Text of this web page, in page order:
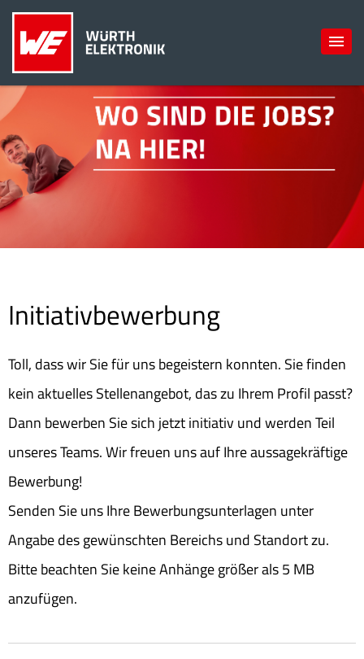
Initiativbewerbung
Toll, dass wir Sie für uns begeistern konnten. Sie finden
kein aktuelles Stellenangebot, das zu Ihrem Profil passt?
Dann bewerben Sie sich jetzt initiativ und werden Teil
unseres Teams. Wir freuen uns auf Ihre aussagekräftige
Bewerbung!
Senden Sie uns Ihre Bewerbungsunterlagen unter
Angabe des gewünschten Bereichs und Standort zu.
Bitte beachten Sie keine Anhänge größer als 5 MB
anzufügen.